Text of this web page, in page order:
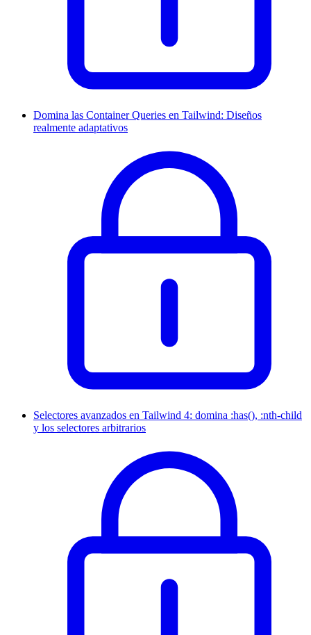
Domina las Container Queries en Tailwind: Diseños
realmente adaptativos
Selectores avanzados en Tailwind 4: domina :has(), :nth-child
y los selectores arbitrarios